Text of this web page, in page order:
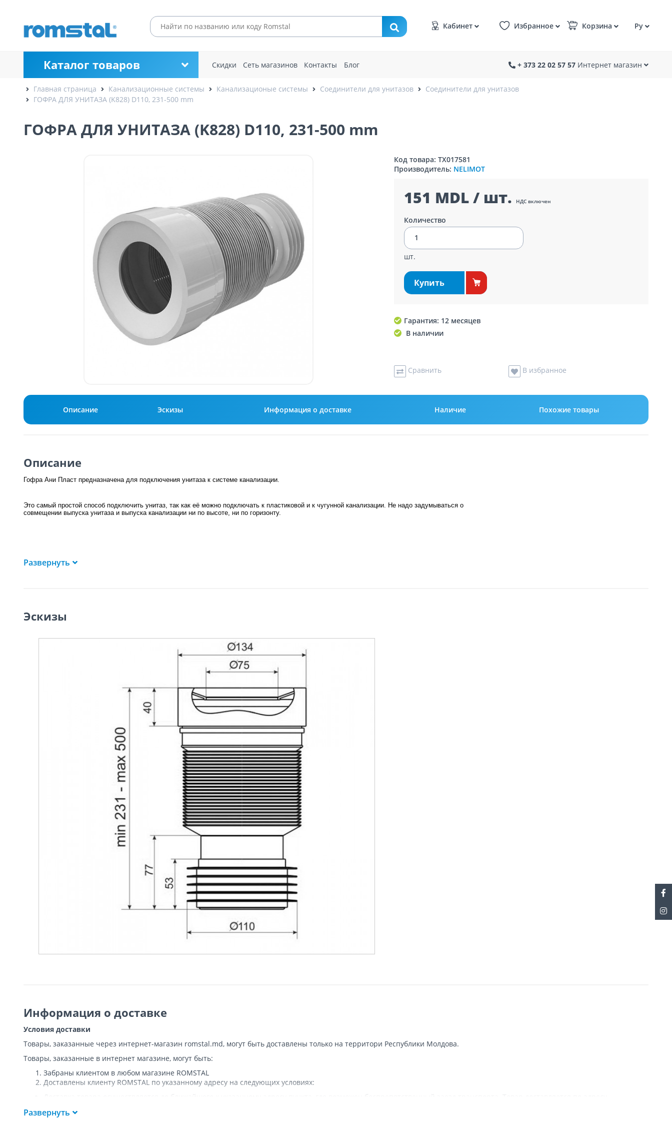
Кабинет Избранное Корзина Ру
Каталог товаров Скидки Сеть магазинов Контакты Блог + 373 22 02 57 57 Интернет магазин
Главная страница Канализационные системы Канализационые системы Соединители для унитазов
Соединители для унитазов
ГОФРА ДЛЯ УНИТАЗА (K828) D110, 231-500 mm
ГОФРА ДЛЯ УНИТАЗА (K828) D110, 231-500 mm
Код товара: TX017581
Производитель: NELIMOT
151 MDL / шт. НДС включен
Количество
шт.
Купить
Гарантия: 12 месяцев
В наличии
Сравнить В избранное
Описание Эскизы Информация о доставке Наличие Похожие товары
Описание
Гофра Ани Пласт предназначена для подключения унитаза к системе канализации.
Это самый простой способ подключить унитаз, так как её можно подключать к пластиковой и к чугунной канализации. Не надо задумываться о
совмещении выпуска унитаза и выпуска канализации ни по высоте, ни по горизонту.
Развернуть
Эскизы
Информация о доставке
Условия доставки
Товары, заказанные через интернет-магазин romstal.md, могут быть доставлены только на территори Республики Молдова.
Товары, заказанные в интернет магазине, могут быть:
Забраны клиентом в любом магазине ROMSTAL
Доставлены клиенту ROMSTAL по указанному адресу на следующих условиях:
Доставка товара осуществляется до ближайшего к указанному адресу пункта, где возможен беспрепятственный заезд транспорта. Товар доставляется по адресу
Подъем товара на этаж или занос в дом
Развернуть